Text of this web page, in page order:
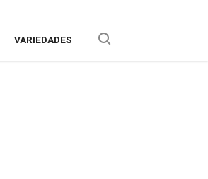
VARIEDADES